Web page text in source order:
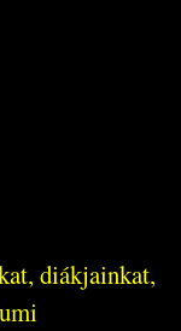
diákjainkat,